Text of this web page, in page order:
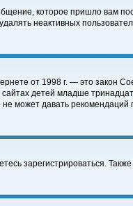
которое пришло вам
неактивных
от 1998 г. — это
детей младше
может давать
зарегистрироваться.